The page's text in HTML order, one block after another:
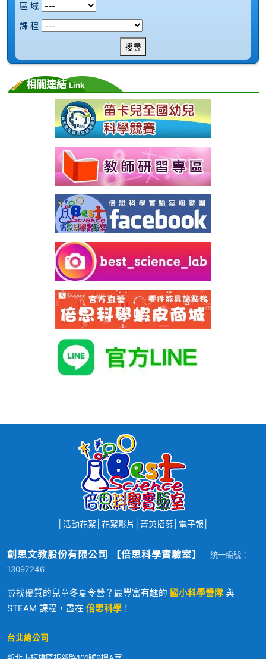
區 域
課 程
搜尋
相關連結Link
活動花絮 花絮影片 菁英招募│ 電子報
創思文教股份有限公司 【倍思科學實驗室】
統一編號：
13097246
尋找優質的兒童冬夏令營？最豐富有趣的 國小科學營隊 與
STEAM 課程，盡在 倍思科學 ！
台北總公司